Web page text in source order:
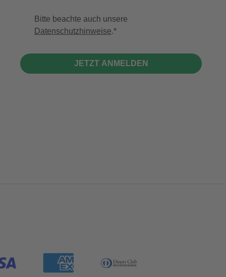
Bitte beachte auch unsere
Datenschutzhinweise.
JETZT ANMELDEN